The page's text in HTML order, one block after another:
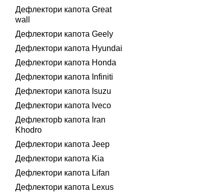
Дефлектори капота Great
wall
Дефлектори капота Geely
Дефлектори капота Hyundai
Дефлектори капота Honda
Дефлектори капота Infiniti
Дефлектори капота Isuzu
Дефлектори капота Iveco
Дефлекторb капота Iran
Khodro
Дефлектори капота Jeep
Дефлектори капота Kia
Дефлектори капота Lifan
Дефлектори капота Lexus